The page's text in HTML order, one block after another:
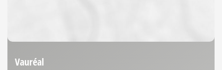
Vauréal